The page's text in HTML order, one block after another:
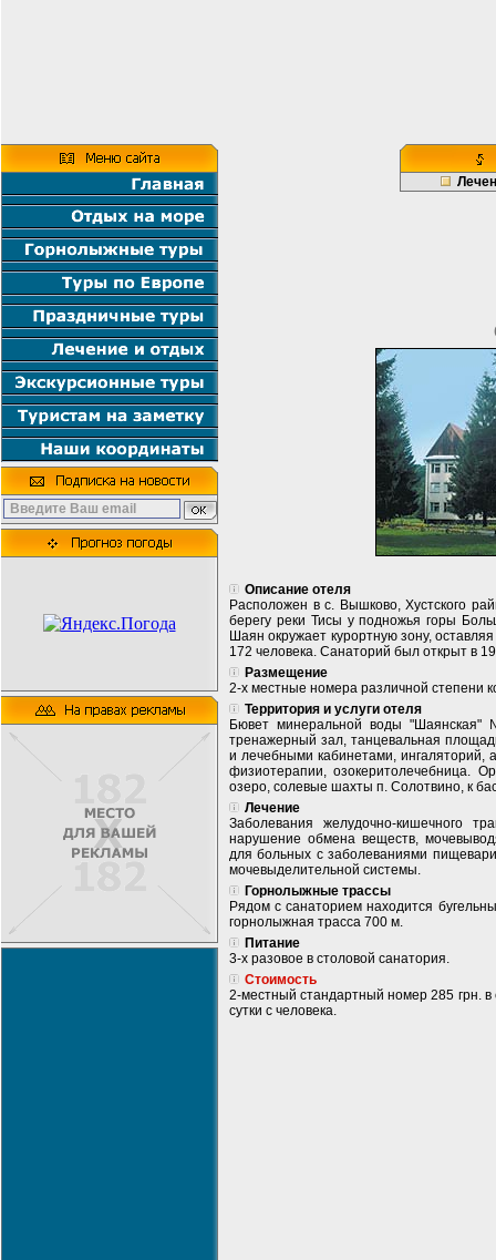
Описание отеля
Расположен в с. Вышково, Хустского
берегу реки Тисы у подножья горы
Шаян окружает курортную зону,
172 человека. Санаторий был открыт в
Размещение
2-х местные номера различной степени
Территория и услуги отеля
Бювет минеральной воды
тренажерный зал, танцевальная
и лечебными кабинетами,
физиотерапии, озокеритолечебница.
озеро, солевые шахты п. Солотвино, к
Лечение
Заболевания желудочно-кишечного
нарушение обмена веществ,
для больных с заболеваниями
мочевыделительной системы.
Горнолыжные трассы
Рядом с санаторием находится
горнолыжная трасса 700 м.
Питание
3-х разовое в столовой санатория.
Стоимость
2-местный стандартный номер 285 грн. в
сутки с человека.